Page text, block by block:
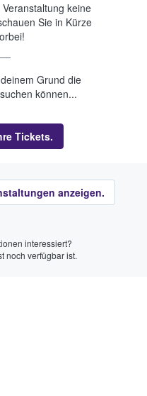
keine
Sie in Kürze
Grund die
können...
Tickets.
anzeigen.
interessiert?
noch verfügbar ist.